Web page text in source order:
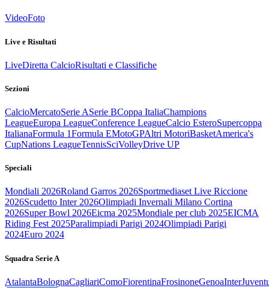
VideoFoto
Live e Risultati
LiveDiretta CalcioRisultati e Classifiche
Sezioni
CalcioMercatoSerie ASerie BCoppa ItaliaChampions
LeagueEuropa LeagueConference LeagueCalcio EsteroSupercoppa
ItalianaFormula 1Formula EMotoGPAltri MotoriBasketAmerica's
CupNations LeagueTennisSciVolleyDrive UP
Speciali
Mondiali 2026Roland Garros 2026Sportmediaset Live Riccione
2026Scudetto Inter 2026Olimpiadi Invernali Milano Cortina
2026Super Bowl 2026Eicma 2025Mondiale per club 2025EICMA
Riding Fest 2025Paralimpiadi Parigi 2024Olimpiadi Parigi
2024Euro 2024
Squadra Serie A
AtalantaBolognaCagliariComoFiorentinaFrosinoneGenoaInter